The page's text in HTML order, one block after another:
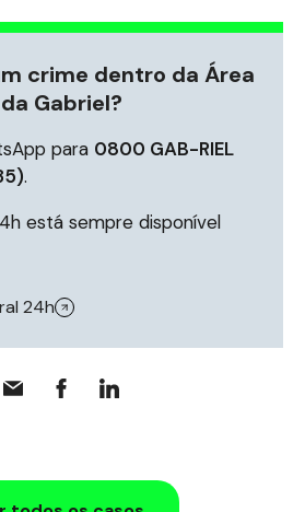
crime dentro da Área
Gabriel?
para 0800 GAB-RIEL
.
está sempre disponível
24h